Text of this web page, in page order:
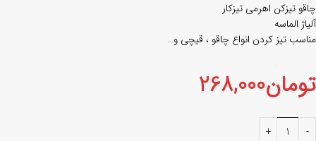
چاقو تیزکن اهرمی تیزکار
آلیاژ الماسه
مناسب تیز کردن انواع چاقو ، قیچی و…
تومان268,000